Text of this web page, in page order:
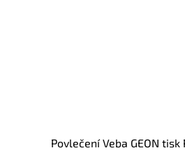
Povlečení Veba GEON